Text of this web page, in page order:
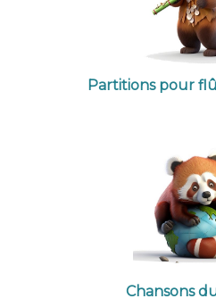
Partitions pour
Chansons